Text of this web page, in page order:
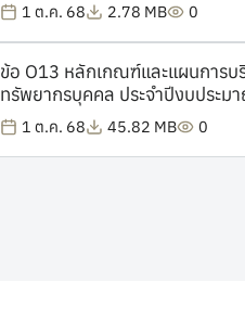
1 ต.ค. 68 2.78 MB 0
ข้อ O13 หลักเกณฑ์และแผนการ
ทรัพยากรบุคคล ประจำปีงบประ
1 ต.ค. 68 45.82 MB 0